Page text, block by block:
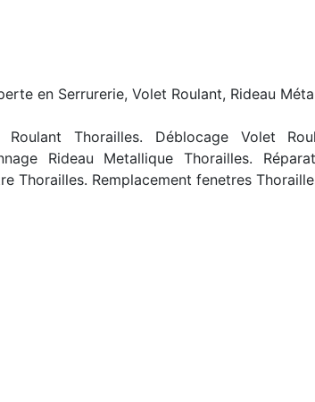
en Serrurerie, Volet Roulant, Rideau
Thorailles. Déblocage Volet
Rideau Metallique Thorailles.
Thorailles. Remplacement fenetres